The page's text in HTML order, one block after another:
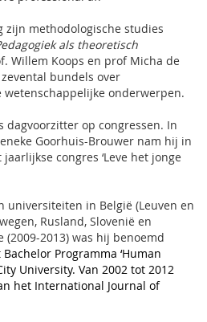
zijn methodologische studies
als theoretisch
Willem Koops en prof Micha de
bundels over
onderwerpen.
dagvoorzitter op congressen. In
Goorhuis-Brouwer nam hij in
congres ‘Leve het jonge
universiteiten in België (Leuven en
Rusland, Slovenië en
(2009-2013) was hij benoemd
Programma ‘Human
University. Van 2002 tot 2012
het International Journal of